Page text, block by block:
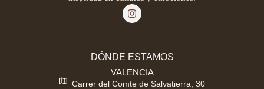
DÓNDE ESTAMOS
VALENCIA
Carrer del Comte de Salvatierra, 30